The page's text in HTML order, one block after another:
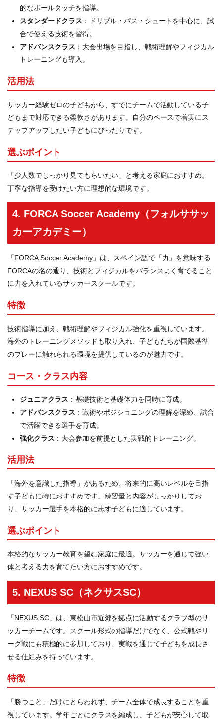
的なボールタッチを指導。
スタンダードクラス ：ドリブル・パス・シュートを中心に、試
合で使える技術を習得。
アドバンスクラス ：大会出場を目指し、戦術理解やフィジカル
トレーニングも導入。
活用法
サッカー経験ゼロの子どもから、すでにチームで活動している子
どもまで対応できる柔軟さがあります。自分のペースで着実にス
テップアップしたい子どもにぴったりです。
選ぶポイント
「少人数でしっかり見てもらいたい」と考える家庭におすすめ。
丁寧な指導を受けたい方に理想的な環境です。
4. FORCA Soccer Academy（フォルササッ
カーアカデミー）
「FORCA Soccer Academy」は、スペイン語で「力」を意味する
FORCAの名の通り、技術とフィジカルをバランスよく育てること
に力を入れているサッカースクールです。
特徴
技術指導に加え、戦術理解やフィジカル強化を重視しています。
海外のトレーニングメソッドも取り入れ、子どもたちが国際基準
のプレーに触れられる環境を提供しているのが魅力です。
コース・クラス内容
ジュニアクラス ：基礎技術と基礎体力を同時に育成。
アドバンスクラス ：戦術やポジショニングの理解を深め、試合
で活躍できる選手を育成。
強化クラス ：大会参加を前提とした実戦的トレーニング。
活用法
「海外を意識した指導」があるため、将来的に高いレベルを目指
す子どもに特におすすめです。練習量と内容がしっかりしてお
り、サッカー選手を本格的に志す子どもに適しています。
選ぶポイント
本格的なサッカー教育を望む家庭に最適。サッカーを通じて強い
体と考える力を育てたい方におすすめです。
5. NEXUS SC（ネクサスSC）
「NEXUS SC」は、東松山市近郊を拠点に活動するクラブ型のサ
ッカーチームです。スクール形式の指導だけでなく、公式戦やリ
ーグ戦にも積極的に参加しており、実戦を通じて子どもを成長さ
せる仕組みを持っています。
特徴
「勝つこと」だけにとらわれず、チーム全体で成長することを重
視しています。学年ごとにクラスを編成し、子どもが安心して取